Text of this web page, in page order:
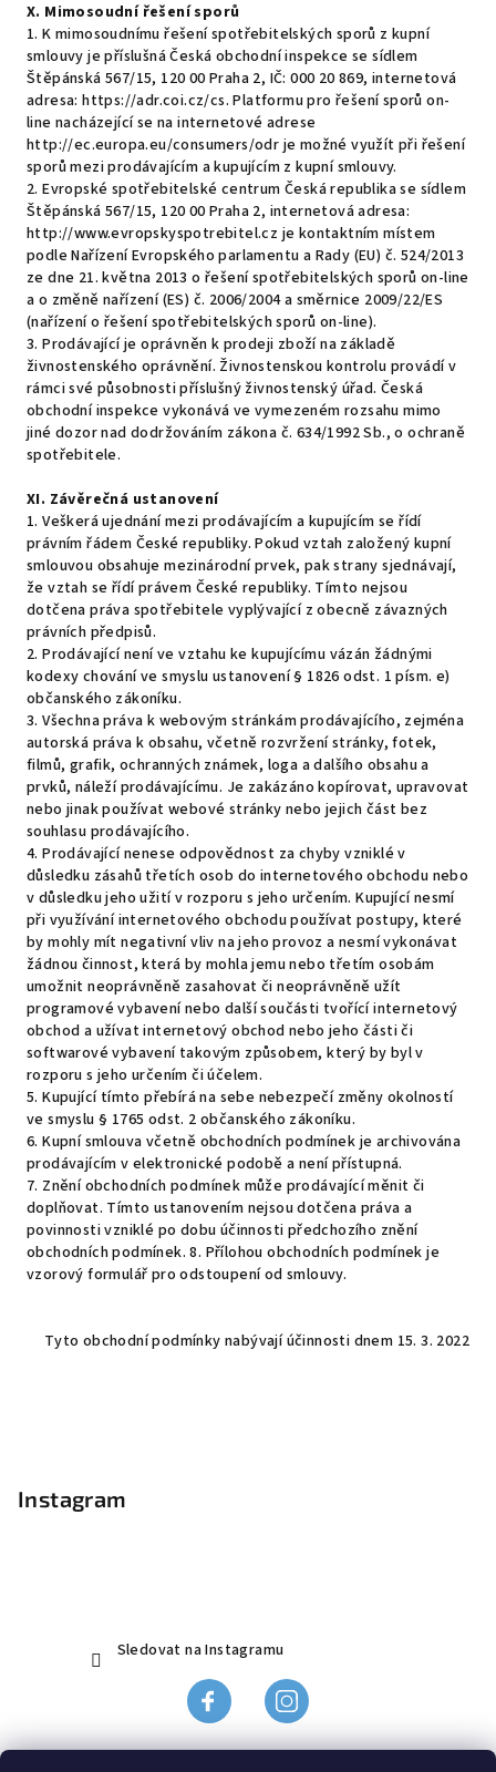
X. Mimosoudní řešení sporů
1. K mimosoudnímu řešení spotřebitelských sporů z kupní
smlouvy je příslušná Česká obchodní inspekce se sídlem
Štěpánská 567/15, 120 00 Praha 2, IČ: 000 20 869, internetová
adresa: https://adr.coi.cz/cs. Platformu pro řešení sporů on-
line nacházející se na internetové adrese
http://ec.europa.eu/consumers/odr je možné využít při řešení
sporů mezi prodávajícím a kupujícím z kupní smlouvy.
2. Evropské spotřebitelské centrum Česká republika se sídlem
Štěpánská 567/15, 120 00 Praha 2, internetová adresa:
http://www.evropskyspotrebitel.cz je kontaktním místem
podle Nařízení Evropského parlamentu a Rady (EU) č. 524/2013
ze dne 21. května 2013 o řešení spotřebitelských sporů on-line
a o změně nařízení (ES) č. 2006/2004 a směrnice 2009/22/ES
(nařízení o řešení spotřebitelských sporů on-line).
3. Prodávající je oprávněn k prodeji zboží na základě
živnostenského oprávnění. Živnostenskou kontrolu provádí v
rámci své působnosti příslušný živnostenský úřad. Česká
obchodní inspekce vykonává ve vymezeném rozsahu mimo
jiné dozor nad dodržováním zákona č. 634/1992 Sb., o ochraně
spotřebitele.
XI. Závěrečná ustanovení
1. Veškerá ujednání mezi prodávajícím a kupujícím se řídí
právním řádem České republiky. Pokud vztah založený kupní
smlouvou obsahuje mezinárodní prvek, pak strany sjednávají,
že vztah se řídí právem České republiky. Tímto nejsou
dotčena práva spotřebitele vyplývající z obecně závazných
právních předpisů.
2. Prodávající není ve vztahu ke kupujícímu vázán žádnými
kodexy chování ve smyslu ustanovení § 1826 odst. 1 písm. e)
občanského zákoníku.
3. Všechna práva k webovým stránkám prodávajícího, zejména
autorská práva k obsahu, včetně rozvržení stránky, fotek,
filmů, grafik, ochranných známek, loga a dalšího obsahu a
prvků, náleží prodávajícímu. Je zakázáno kopírovat, upravovat
nebo jinak používat webové stránky nebo jejich část bez
souhlasu prodávajícího.
4. Prodávající nenese odpovědnost za chyby vzniklé v
důsledku zásahů třetích osob do internetového obchodu nebo
v důsledku jeho užití v rozporu s jeho určením. Kupující nesmí
při využívání internetového obchodu používat postupy, které
by mohly mít negativní vliv na jeho provoz a nesmí vykonávat
žádnou činnost, která by mohla jemu nebo třetím osobám
umožnit neoprávněně zasahovat či neoprávněně užít
programové vybavení nebo další součásti tvořící internetový
obchod a užívat internetový obchod nebo jeho části či
softwarové vybavení takovým způsobem, který by byl v
rozporu s jeho určením či účelem.
5. Kupující tímto přebírá na sebe nebezpečí změny okolností
ve smyslu § 1765 odst. 2 občanského zákoníku.
6. Kupní smlouva včetně obchodních podmínek je archivována
prodávajícím v elektronické podobě a není přístupná.
7. Znění obchodních podmínek může prodávající měnit či
doplňovat. Tímto ustanovením nejsou dotčena práva a
povinnosti vzniklé po dobu účinnosti předchozího znění
obchodních podmínek. 8. Přílohou obchodních podmínek je
vzorový formulář pro odstoupení od smlouvy.
Tyto obchodní podmínky nabývají účinnosti dnem 15. 3. 2022
Instagram
Sledovat na Instagramu